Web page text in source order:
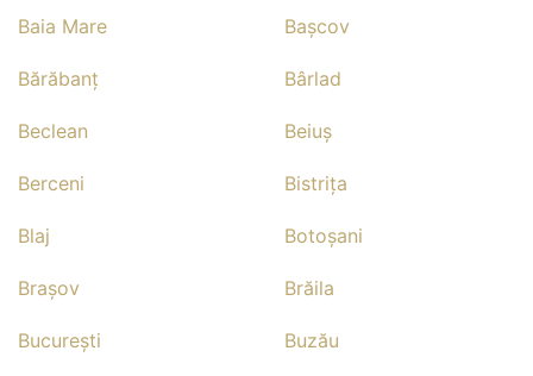
Baia Mare Başcov
Bărăbanţ Bârlad
Beclean Beiuş
Berceni Bistriţa
Blaj Botoşani
Braşov Brăila
Bucureşti Buzău